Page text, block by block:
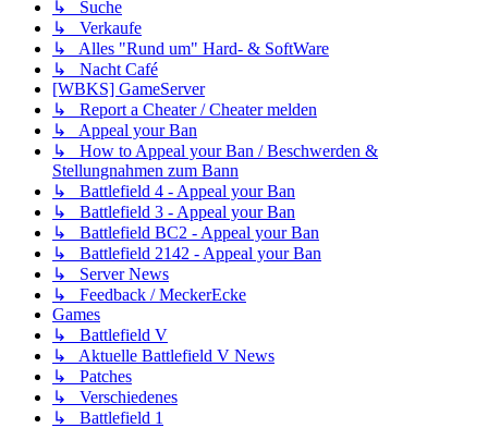
↳ Suche
↳ Verkaufe
↳ Alles "Rund um" Hard- & SoftWare
↳ Nacht Café
[WBKS] GameServer
↳ Report a Cheater / Cheater melden
↳ Appeal your Ban
↳ How to Appeal your Ban / Beschwerden &
Stellungnahmen zum Bann
↳ Battlefield 4 - Appeal your Ban
↳ Battlefield 3 - Appeal your Ban
↳ Battlefield BC2 - Appeal your Ban
↳ Battlefield 2142 - Appeal your Ban
↳ Server News
↳ Feedback / MeckerEcke
Games
↳ Battlefield V
↳ Aktuelle Battlefield V News
↳ Patches
↳ Verschiedenes
↳ Battlefield 1